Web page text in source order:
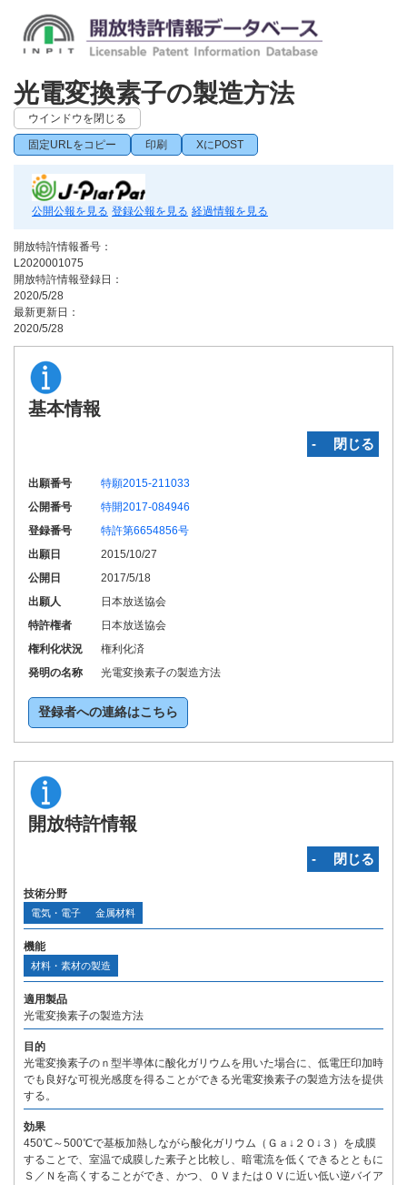
光電変換素子の製造方法
ウインドウを閉じる
固定URLをコピー 印刷 XにPOST
公開公報を見る 登録公報を見る 経過情報を見る
開放特許情報番号：
L2020001075
開放特許情報登録日：
2020/5/28
最新更新日：
2020/5/28
基本情報
‐ 閉じる
出願番号
特願2015-211033
公開番号
特開2017-084946
登録番号
特許第6654856号
出願日
2015/10/27
公開日
2017/5/18
出願人
日本放送協会
特許権者
日本放送協会
権利化状況
権利化済
発明の名称
光電変換素子の製造方法
登録者への連絡はこちら
開放特許情報
‐ 閉じる
技術分野
電気・電子 金属材料
機能
材料・素材の製造
適用製品
光電変換素子の製造方法
目的
光電変換素子のｎ型半導体に酸化ガリウムを用いた場合に、低電圧印加時
でも良好な可視光感度を得ることができる光電変換素子の製造方法を提供
する。
効果
450℃～500℃で基板加熱しながら酸化ガリウム（Ｇａ↓２Ｏ↓３）を成膜
することで、室温で成膜した素子と比較し、暗電流を低くできるとともに
Ｓ／Ｎを高くすることができ、かつ、０Ｖまたは０Ｖに近い低い逆バイア